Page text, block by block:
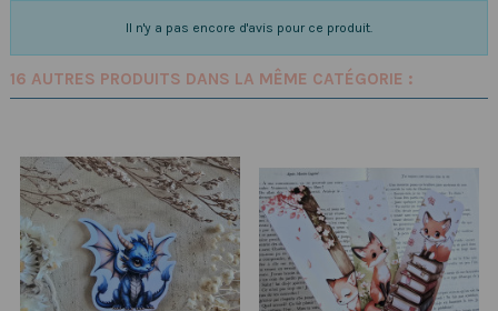
Il n'y a pas encore d'avis pour ce produit.
16 AUTRES PRODUITS DANS LA MÊME CATÉGORIE :